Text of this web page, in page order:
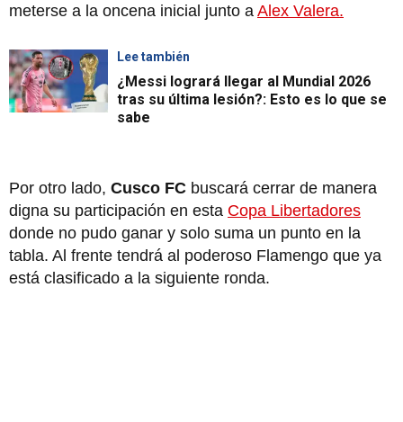
meterse a la oncena inicial junto a Alex Valera.
Lee también
¿Messi logrará llegar al Mundial 2026
tras su última lesión?: Esto es lo que se
sabe
Por otro lado, Cusco FC buscará cerrar de manera
digna su participación en esta Copa Libertadores
donde no pudo ganar y solo suma un punto en la
tabla. Al frente tendrá al poderoso Flamengo que ya
está clasificado a la siguiente ronda.